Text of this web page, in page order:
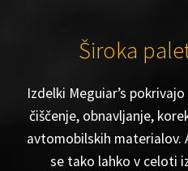
Široka
Izdelki Meguiar’s
čiščenje, obnavljanje,
avtomobilskih
se tako lahko v celoti